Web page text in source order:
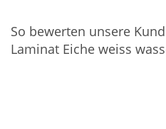
So bewerten unsere
Laminat Eiche weiss